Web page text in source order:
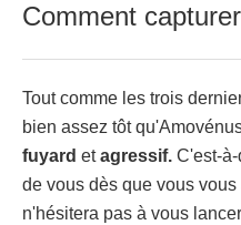
Comment
Tout comme les trois
bien assez tôt
fuyard etagressif. C'est-
de vous dès que vous vous
n'hésitera pas à vous